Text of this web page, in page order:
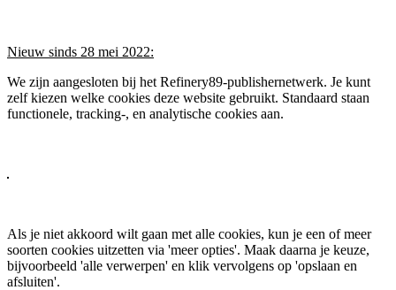
Nieuw sinds 28 mei 2022:
We zijn aangesloten bij het Refinery89-publishernetwerk. Je kunt
zelf kiezen welke cookies deze website gebruikt. Standaard staan
functionele, tracking-, en analytische cookies aan.
Als je niet akkoord wilt gaan met alle cookies, kun je een of meer
soorten cookies uitzetten via 'meer opties'. Maak daarna je keuze,
bijvoorbeeld 'alle verwerpen' en klik vervolgens op 'opslaan en
afsluiten'.